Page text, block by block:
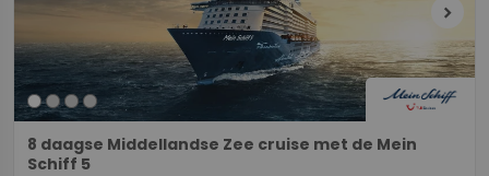
chevron_right
8 daagse Middellandse Zee cruise met de Mein
Schiff 5